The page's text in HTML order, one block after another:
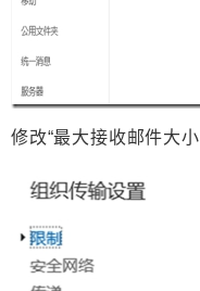
修改“最大接收邮件大